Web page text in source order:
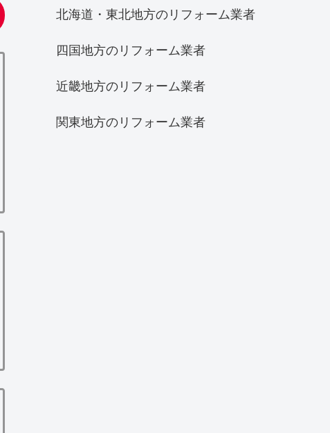
北海道・東北地方のリフォーム業者
四国地方のリフォーム業者
近畿地方のリフォーム業者
関東地方のリフォーム業者